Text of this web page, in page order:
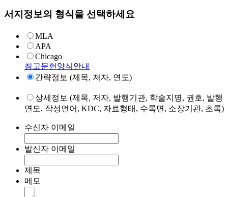
서지정보의 형식을 선택하세요
MLA
APA
Chicago
참고문헌양식안내
간략정보 (제목, 저자, 연도)
상세정보 (제목, 저자, 발행기관, 학술지명, 권호, 발행
연도, 작성언어, KDC, 자료형태, 수록면, 소장기관, 초록)
수신자 이메일
발신자 이메일
제목
메모